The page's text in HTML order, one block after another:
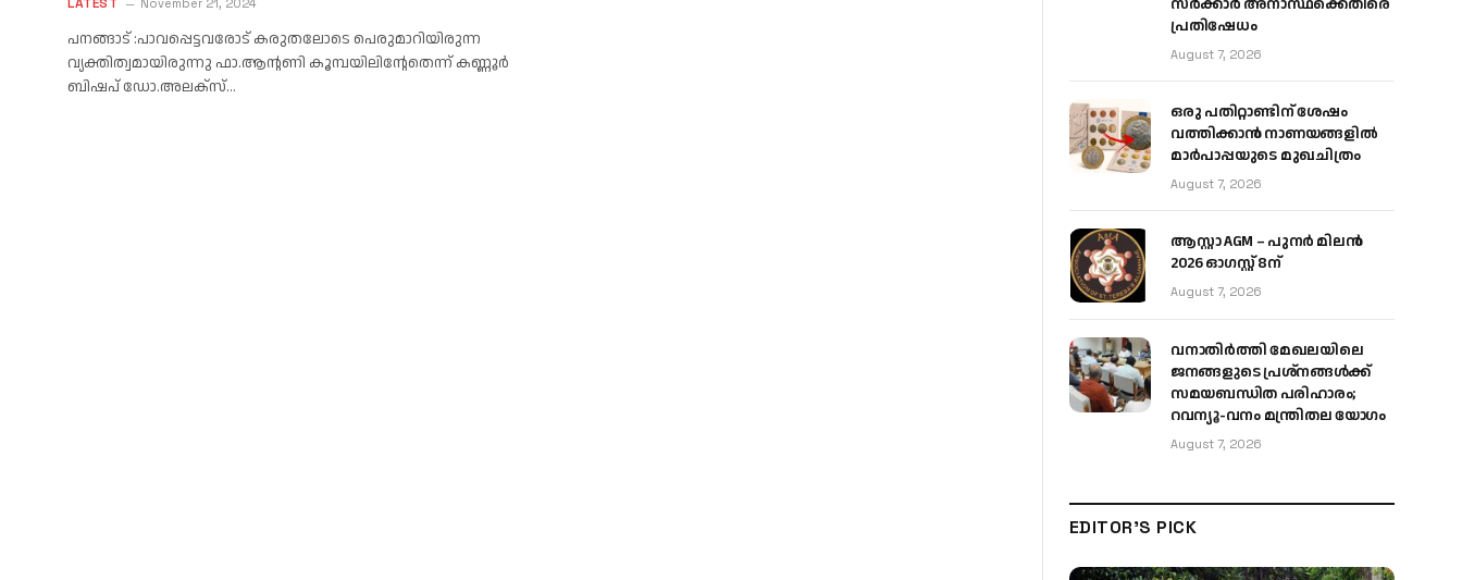
LATEST November 21, 2024
പനങ്ങാട് :പാവപ്പെട്ടവരോട് കരുതലോടെ പെരുമാറിയിരുന്ന
വ്യക്തിത്വമായിരുന്നു ഫാ.ആന്റണി കൂമ്പയിലിൻ്റേതെന്ന് കണ്ണൂര്‍
ബിഷപ് ഡോ.അലക്‌സ്…
സർക്കാർ അനാസ്ഥക്കെതിരെ
പ്രതിഷേധം
August 7, 2026
ഒരു പതിറ്റാണ്ടിന് ശേഷം
വത്തിക്കാൻ നാണയങ്ങളിൽ
മാർപാപ്പയുടെ മുഖചിത്രം
August 7, 2026
ആസ്റ്റാ AGM – പുനർ മിലൻ
2026 ഓഗസ്റ്റ് 8ന്
August 7, 2026
വനാതിർത്തി മേഖലയിലെ
ജനങ്ങളുടെ പ്രശ്നങ്ങൾക്ക്
സമയബന്ധിത പരിഹാരം;
റവന്യൂ-വനം മന്ത്രിതല യോഗം
August 7, 2026
EDITOR'S PICK